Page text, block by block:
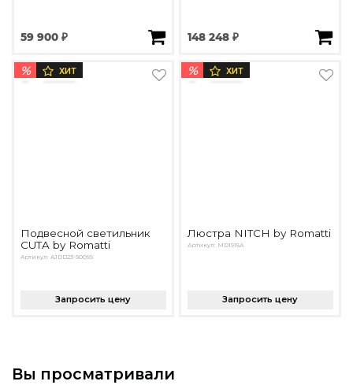
59 900 ₽ 148 248 ₽
% ХИТ
Подвесной светильник
CUTA by Romatti
Артикул: AJDD23-90099
Запросить цену
% ХИТ
Люстра NITCH by Romatti
Артикул: MD1915A
Запросить цену
Вы просматривали